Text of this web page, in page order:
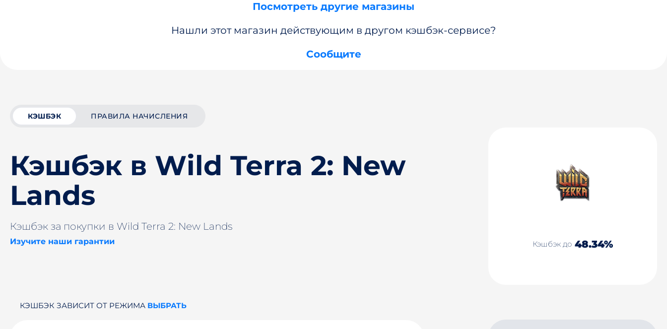
Посмотреть другие магазины
Нашли этот магазин действующим в другом кэшбэк-сервисе?
Сообщите
КЭШБЭК ПРАВИЛА НАЧИСЛЕНИЯ
Кэшбэк в Wild Terra 2: New
Lands
Кэшбэк за покупки в Wild Terra 2: New Lands
Изучите наши гарантии Кэшбэк до 48.34%
КЭШБЭК ЗАВИСИТ ОТ РЕЖИМА ВЫБРАТЬ